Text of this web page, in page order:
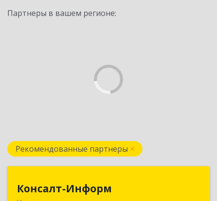
Партнеры в вашем регионе:
Рекомендованные партнеры
Консалт-Информ